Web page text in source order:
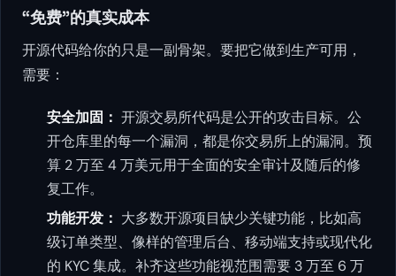
“免费”的真实成本
开源代码给你的只是一副骨架。要把它做到生产可用，
需要：
安全加固： 开源交易所代码是公开的攻击目标。公
开仓库里的每一个漏洞，都是你交易所上的漏洞。预
算 2 万至 4 万美元用于全面的安全审计及随后的修
复工作。
功能开发： 大多数开源项目缺少关键功能，比如高
级订单类型、像样的管理后台、移动端支持或现代化
的 KYC 集成。补齐这些功能视范围需要 3 万至 6 万